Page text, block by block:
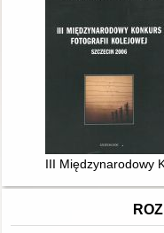
III Międzynarodowy